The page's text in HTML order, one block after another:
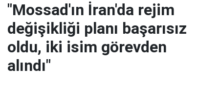
"Mossad'ın İran'da rejim
değişikliği planı başarısız
oldu, iki isim görevden
alındı"